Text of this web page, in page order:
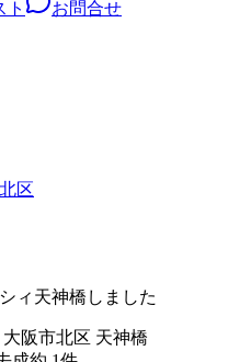
ト
お問合せ
北区
ィ天神橋しました
阪市北区 天神橋